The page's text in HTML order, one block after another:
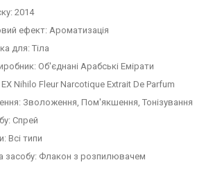
2014
ефект: Ароматизація
для: Тіла
Об'єднані Арабські Емірати
Nihilo Fleur Narcotique Extrait De Parfum
Зволоження, Пом'якшення, Тонізування
Спрей
Всі типи
засобу: Флакон з розпилювачем